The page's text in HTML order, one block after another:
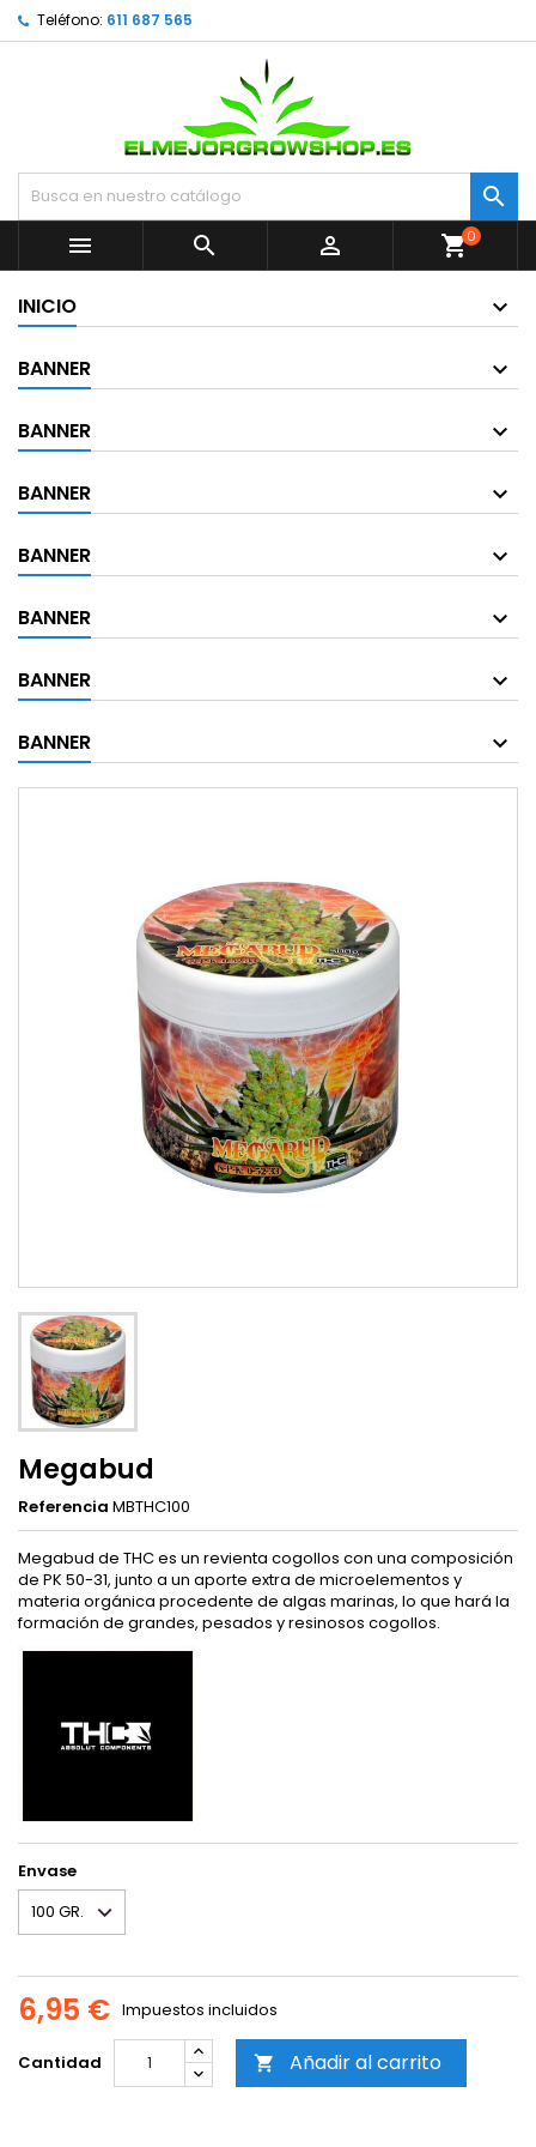
Teléfono: 611 687 565


  shopping_cart0
INICIO
BANNER
BANNER
BANNER
BANNER
BANNER
BANNER
BANNER
Megabud
Referencia MBTHC100
Megabud de THC es un revienta cogollos con una composición
de PK 50-31, junto a un aporte extra de microelementos y
materia orgánica procedente de algas marinas, lo que hará la
formación de grandes, pesados y resinosos cogollos.
Envase
6,95 € Impuestos incluidos
Cantidad  Añadir al carrito